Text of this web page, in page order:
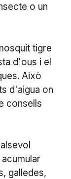
o un
tigre
d'ous i el
Això
d'aigua on
consells
galledes,